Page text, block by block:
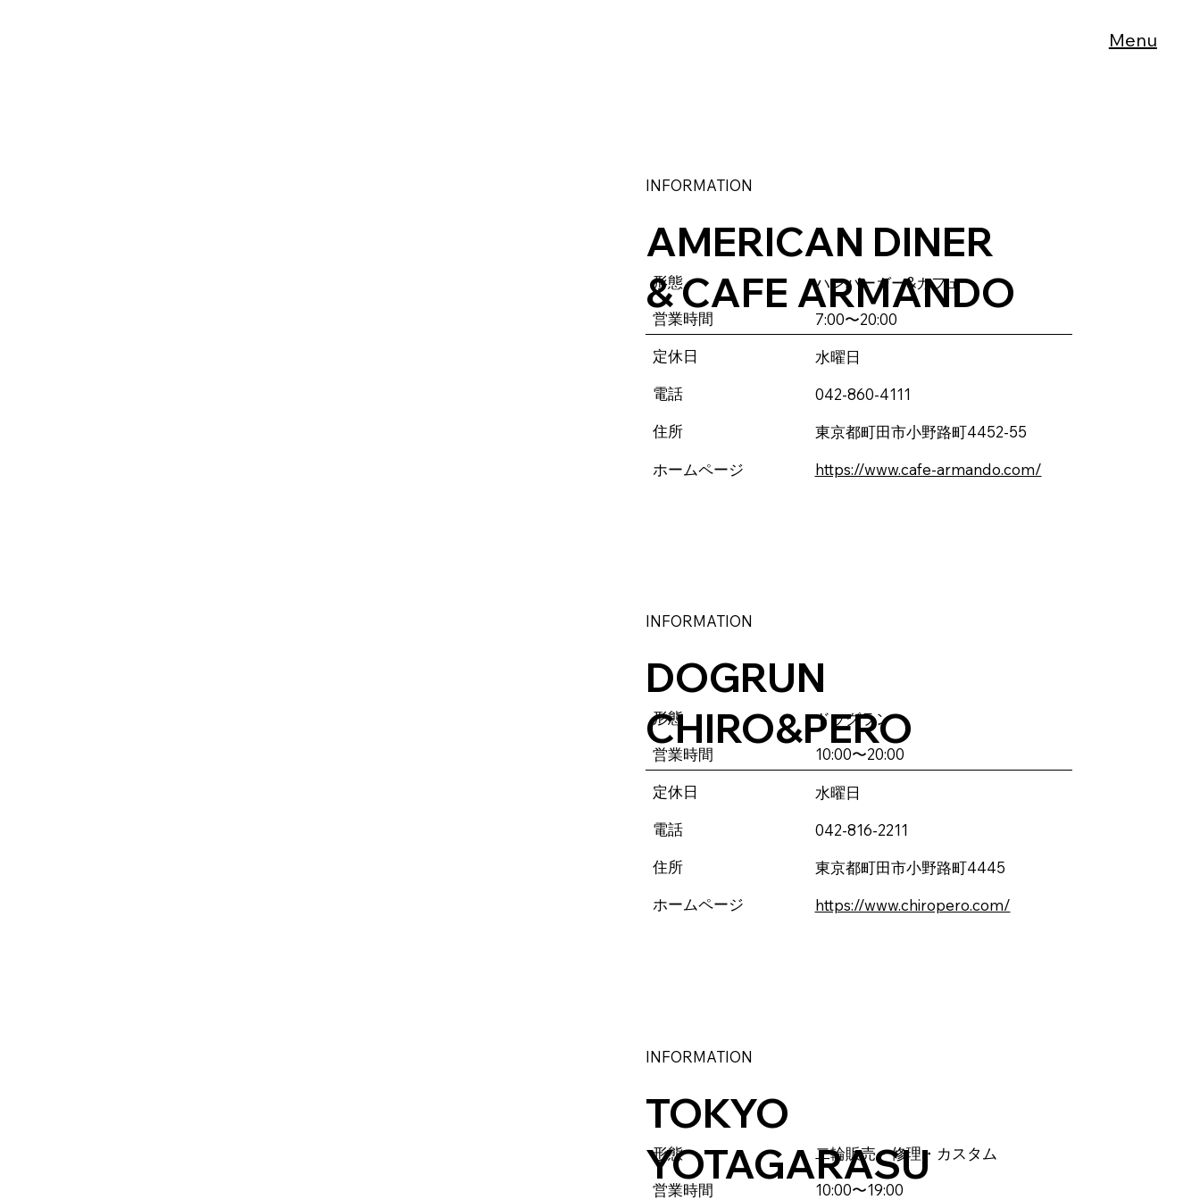
Menu
INFORMATION
AMERICAN DINER
& CAFE ARMANDO
​形態
ハンバーガー&カフェ
営業時間
7:00〜20:00
定休日
水曜日
電話
042-860-4111
住所
東京都町田市小野路町4452-55
ホームページ
https://www.cafe-armando.com/
INFORMATION
DOGRUN
CHIRO&PERO
​形態
ドッグラン
営業時間
10:00〜20:00
定休日
水曜日
電話
042-816-2211
住所
東京都町田市小野路町4445
ホームページ
https://www.chiropero.com/
INFORMATION
TOKYO
YOTAGARASU
​形態
二輪販売・修理・カスタム
営業時間
10:00〜19:00